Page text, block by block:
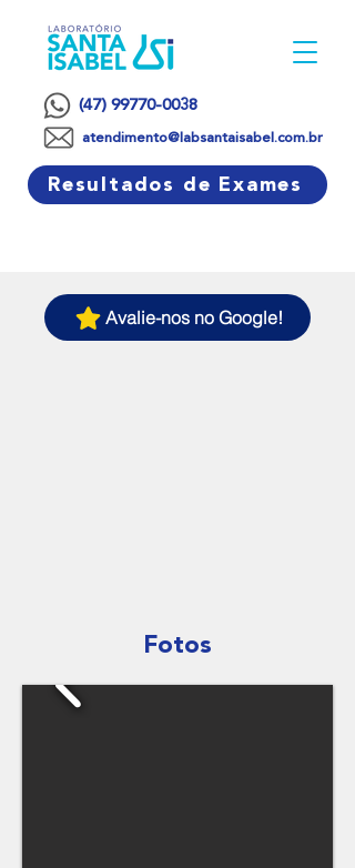
(47) 99770-0038
atendimento@labsantaisabel.com.br
Resultados de Exames
Avalie-nos no Google!
Fotos